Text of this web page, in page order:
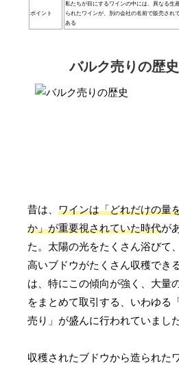
ポイント
私たちが目にするワインの中には、異なる生
られたワインが、別の会社の名前で販売され
ある
バルク売りの歴史
昔は、ワインは「どれだけの量
か」が重要視されていた時代が
た。太陽の光をたくさん浴びて
高いブドウがたくさん収穫でき
は、特にこの傾向が強く、大量
をまとめて取引する、いわゆる
売り」が盛んに行われていました
収穫されたブドウから造られた